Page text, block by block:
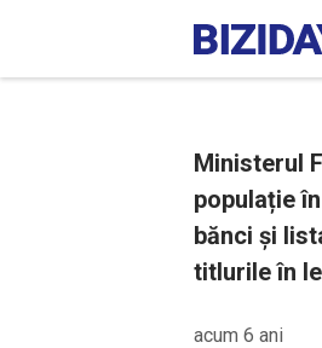
Ministerul
populație
bănci și
titlurile în
acum 6 ani